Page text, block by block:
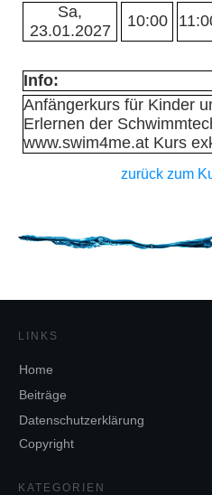
Sa,
23.01.2027
10:00
Info:
Anfängerkurs für Kinder
Erlernen der
www.swim4me.at Kurs
zurück zum
LINKS
Home
Beiträge
Datenschutzerklärung
Copyright
KATEGORIEN